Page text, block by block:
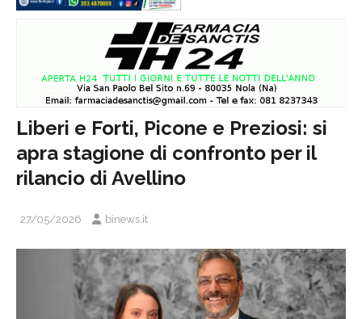
Liberi e Forti, Picone e Preziosi: si
apra stagione di confronto per il
rilancio di Avellino
27/05/2026 binews.it